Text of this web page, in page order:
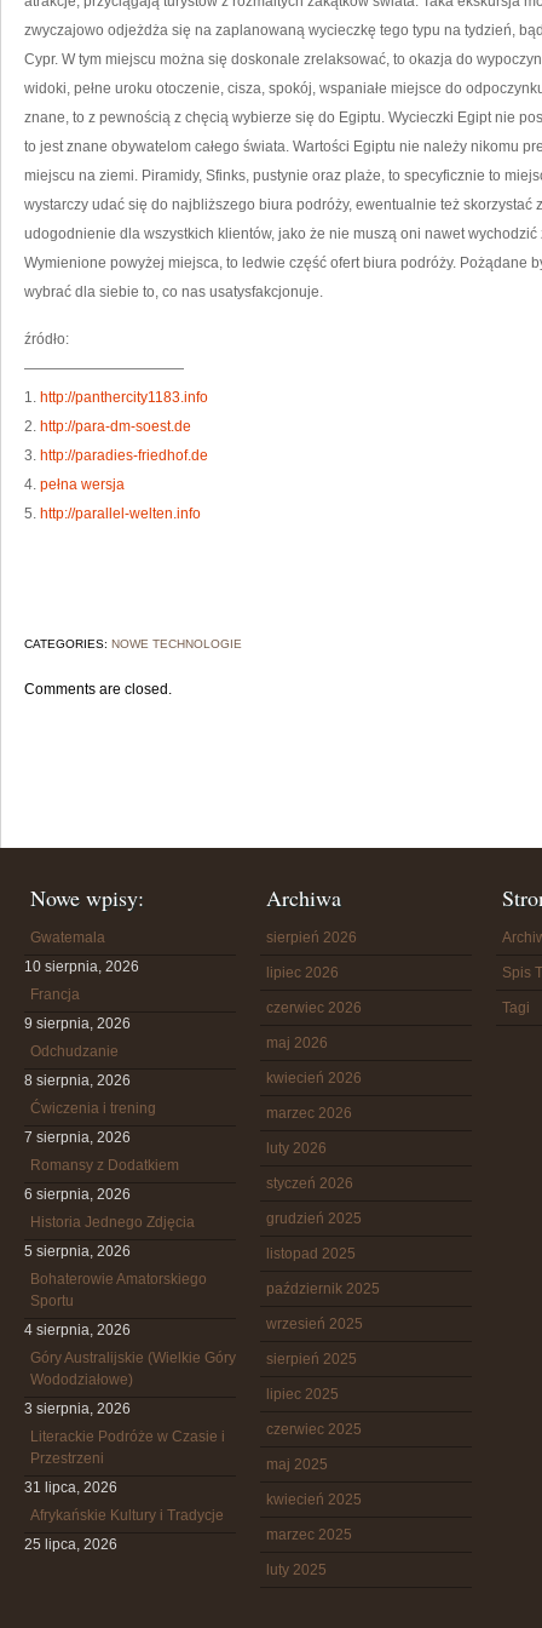
zwyczajowo odjeżdża się na zaplanowaną wycieczkę tego typu na tydzień,
Cypr. W tym miejscu można się doskonale zrelaksować, to okazja do
widoki, pełne uroku otoczenie, cisza, spokój, wspaniałe miejsce do
znane, to z pewnością z chęcią wybierze się do Egiptu. Wycieczki Egipt nie
to jest znane obywatelom całego świata. Wartości Egiptu nie należy nikomu
miejscu na ziemi. Piramidy, Sfinks, pustynie oraz plaże, to specyficznie to
wystarczy udać się do najbliższego biura podróży, ewentualnie też skorzystać
udogodnienie dla wszystkich klientów, jako że nie muszą oni nawet
Wymienione powyżej miejsca, to ledwie część ofert biura podróży. Pożądane
wybrać dla siebie to, co nas usatysfakcjonuje.
źródło:
———————————
1. http://panthercity1183.info
2. http://para-dm-soest.de
3. http://paradies-friedhof.de
4. pełna wersja
5. http://parallel-welten.info
CATEGORIES: NOWE TECHNOLOGIE
Comments are closed.
Nowe wpisy:
Gwatemala
10 sierpnia, 2026
Francja
9 sierpnia, 2026
Odchudzanie
8 sierpnia, 2026
Ćwiczenia i trening
7 sierpnia, 2026
Romansy z Dodatkiem
6 sierpnia, 2026
Historia Jednego Zdjęcia
5 sierpnia, 2026
Bohaterowie Amatorskiego
Sportu
4 sierpnia, 2026
Góry Australijskie (Wielkie Góry
Wododziałowe)
3 sierpnia, 2026
Literackie Podróże w Czasie i
Przestrzeni
31 lipca, 2026
Afrykańskie Kultury i Tradycje
25 lipca, 2026
Archiwa
sierpień 2026
lipiec 2026
czerwiec 2026
maj 2026
kwiecień 2026
marzec 2026
luty 2026
styczeń 2026
grudzień 2025
listopad 2025
październik 2025
wrzesień 2025
sierpień 2025
lipiec 2025
czerwiec 2025
maj 2025
kwiecień 2025
marzec 2025
luty 2025
Spis
Tagi